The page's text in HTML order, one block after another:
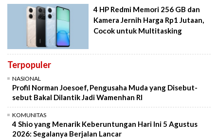
4 HP Redmi Memori 256 GB dan
Kamera Jernih Harga Rp1 Jutaan,
Cocok untuk Multitasking
Terpopuler
NASIONAL
Profil Norman Joesoef, Pengusaha Muda yang Disebut-
sebut Bakal Dilantik Jadi Wamenhan RI
KOMUNITAS
4 Shio yang Menarik Keberuntungan Hari Ini 5 Agustus
2026: Segalanya Berjalan Lancar